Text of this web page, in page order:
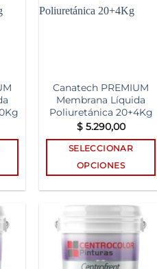
to
Add to
wishlist
Canatech PREMIUM
Membrana Líquida
Poliuretánica 20+4Kg
$5.290,00
SELECCIONAR
OPCIONES
múltiples
variantes.
Las
to
Add to
wishlist